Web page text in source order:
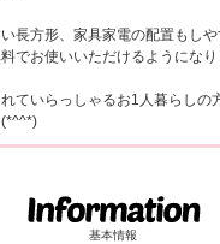
長方形、家具家電の配置もし
でお使いいただけるようにな
ていらっしゃるお1人暮らしの
基本情報